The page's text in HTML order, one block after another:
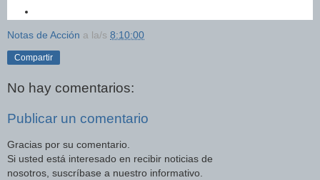
Notas de Acción a la/s 8:10:00
Compartir
No hay comentarios:
Publicar un comentario
Gracias por su comentario.
Si usted está interesado en recibir noticias de
nosotros, suscríbase a nuestro informativo.